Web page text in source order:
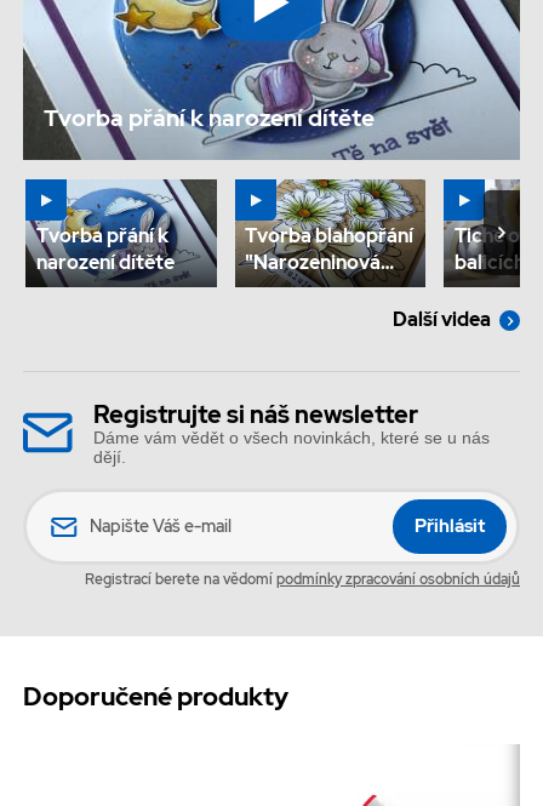
Tvorba přání k narození dítěte
Tvorba přání k
narození dítěte
Tvorba blahopřání
"Narozeninová
kytice"
Tiché
balicích
TwinCore
Další videa
Registrujte si náš newsletter
Dáme vám vědět o všech novinkách, které se u nás
dějí.
Jméno
Přihlásit
Registrací berete na vědomípodmínky zpracování osobních údajů
Doporučené produkty